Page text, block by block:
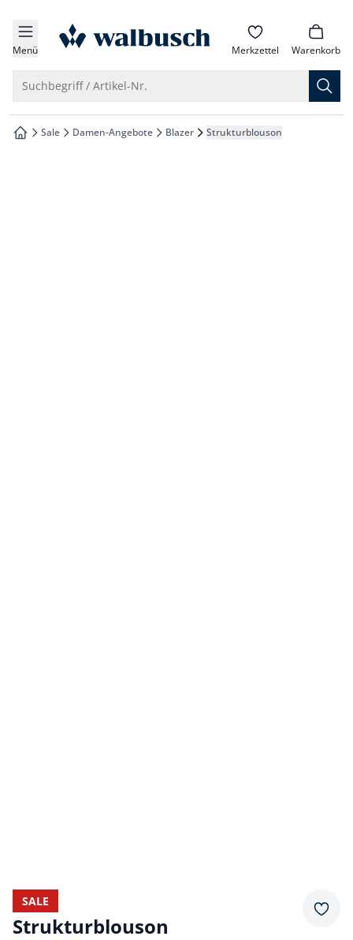
springen
springen
springen
springen
Menü zur Startseite Merkzettel Warenkorb
Suchbegriff / Artikel-Nr.
zur Startseite
Sale Damen-Angebote Blazer Strukturblouson
SALE
Strukturblouson